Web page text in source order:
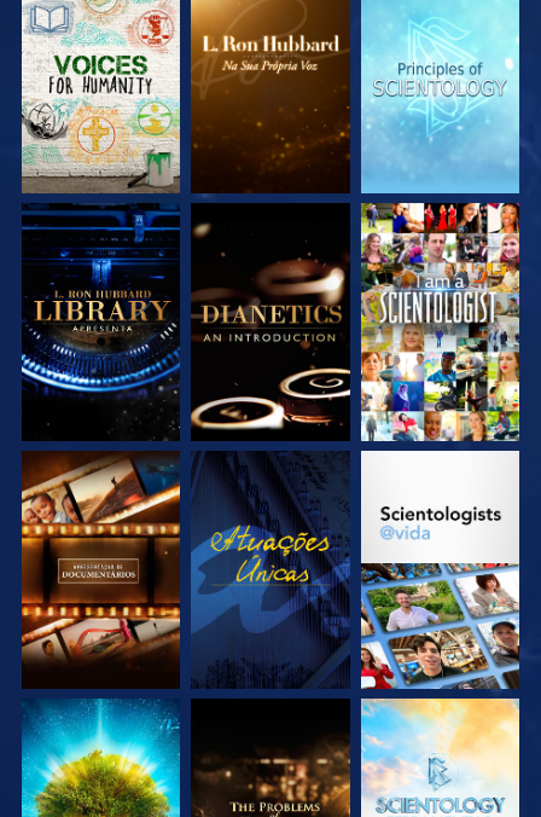
EXPLORE A SÉRIE EXPLORE A SÉRIE EXPLORE A SÉRIE
EXPLORE A SÉRIE EXPLORE A SÉRIE VEJA
EXPLORE A SÉRIE VEJA EXPLORE A SÉRIE
EXPLORE A SÉRIE EXPLORE A SÉRIE EXPLORE A SÉRIE